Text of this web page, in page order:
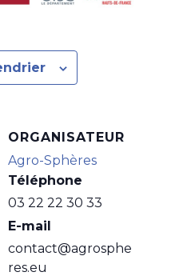
ORGANISATEUR
Agro-Sphères
Téléphone
03 22 22 30 33
E-mail
contact@agrosphe
res.eu